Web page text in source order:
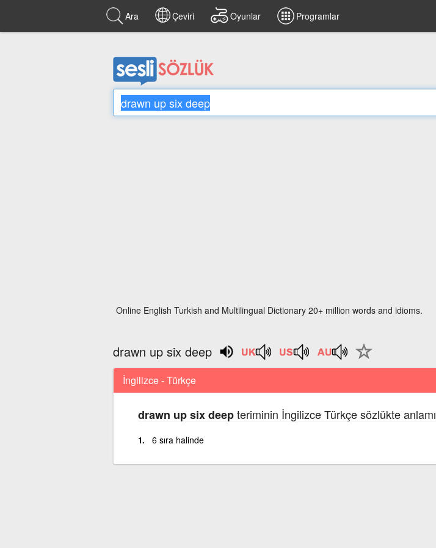
Ara Çeviri Oyunlar Programlar
Online English Turkish and Multilingual Dictionary 20+ million words and idioms.
drawn up six deep
İngilizce - Türkçe
drawn up six deepteriminin İngilizce Türkçe sözlükte anlamı
6 sıra halinde